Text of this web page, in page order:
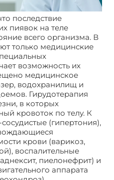
последствие
пиявок на теле
всего организма. В
только медицинские
возможность их
медицинское
водохранилищ и
Гирудотерапия
в которых
кровоток по телу. К
(гипертония),
крови (варикоз,
воспалительные
пиелонефрит) и
аппарата